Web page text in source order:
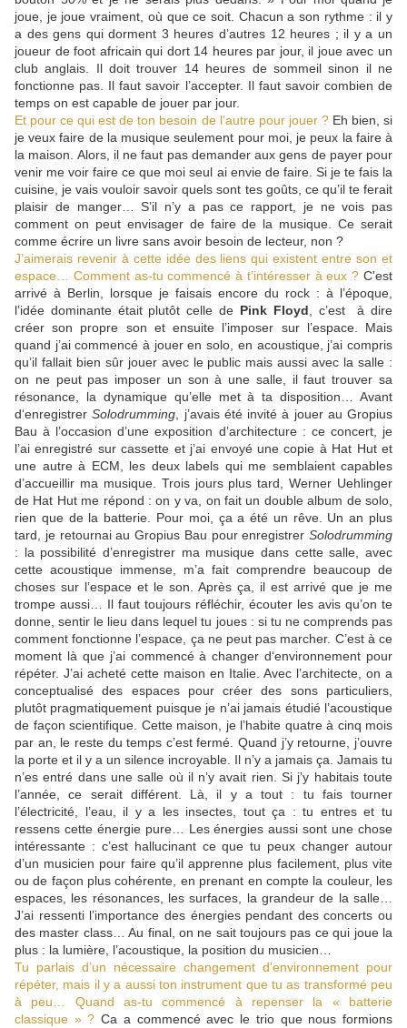
joue, je joue vraiment, où que ce soit. Chacun a son rythme : il y
a des gens qui dorment 3 heures d’autres 12 heures ; il y a un
joueur de foot africain qui dort 14 heures par jour, il joue avec un
club anglais. Il doit trouver 14 heures de sommeil sinon il ne
fonctionne pas. Il faut savoir l’accepter. Il faut savoir combien de
temps on est capable de jouer par jour.
Et pour ce qui est de ton besoin de l’autre pour jouer ? Eh bien, si
je veux faire de la musique seulement pour moi, je peux la faire à
la maison. Alors, il ne faut pas demander aux gens de payer pour
venir me voir faire ce que moi seul ai envie de faire. Si je te fais la
cuisine, je vais vouloir savoir quels sont tes goûts, ce qu’il te ferait
plaisir de manger… S’il n’y a pas ce rapport, je ne vois pas
comment on peut envisager de faire de la musique. Ce serait
comme écrire un livre sans avoir besoin de lecteur, non ?
J’aimerais revenir à cette idée des liens qui existent entre son et
espace… Comment as-tu commencé à t’intéresser à eux ? C'est
arrivé à Berlin, lorsque je faisais encore du rock : à l’époque,
l’idée dominante était plutôt celle de Pink Floyd , c’est à dire
créer son propre son et ensuite l’imposer sur l’espace. Mais
quand j’ai commencé à jouer en solo, en acoustique, j’ai compris
qu’il fallait bien sûr jouer avec le public mais aussi avec la salle :
on ne peut pas imposer un son à une salle, il faut trouver sa
résonance, la dynamique qu’elle met à ta disposition… Avant
d‘enregistrerSolodrumming , j’avais été invité à jouer au Gropius
Bau à l’occasion d’une exposition d’architecture : ce concert, je
l’ai enregistré sur cassette et j’ai envoyé une copie à Hat Hut et
une autre à ECM, les deux labels qui me semblaient capables
d’accueillir ma musique. Trois jours plus tard, Werner Uehlinger
de Hat Hut me répond : on y va, on fait un double album de solo,
rien que de la batterie. Pour moi, ça a été un rêve. Un an plus
tard, je retournai au Gropius Bau pour enregistrer Solodrumming
: la possibilité d’enregistrer ma musique dans cette salle, avec
cette acoustique immense, m’a fait comprendre beaucoup de
choses sur l’espace et le son. Après ça, il est arrivé que je me
trompe aussi… Il faut toujours réfléchir, écouter les avis qu’on te
donne, sentir le lieu dans lequel tu joues : si tu ne comprends pas
comment fonctionne l’espace, ça ne peut pas marcher. C’est à ce
moment là que j’ai commencé à changer d‘environnement pour
répéter. J’ai acheté cette maison en Italie. Avec l’architecte, on a
conceptualisé des espaces pour créer des sons particuliers,
plutôt pragmatiquement puisque je n’ai jamais étudié l’acoustique
de façon scientifique. Cette maison, je l’habite quatre à cinq mois
par an, le reste du temps c’est fermé. Quand j’y retourne, j’ouvre
la porte et il y a un silence incroyable. Il n’y a jamais ça. Jamais tu
n’es entré dans une salle où il n’y avait rien. Si j’y habitais toute
l’année, ce serait différent. Là, il y a tout : tu fais tourner
l’électricité, l’eau, il y a les insectes, tout ça : tu entres et tu
ressens cette énergie pure… Les énergies aussi sont une chose
intéressante : c’est hallucinant ce que tu peux changer autour
d’un musicien pour faire qu’il apprenne plus facilement, plus vite
ou de façon plus cohérente, en prenant en compte la couleur, les
espaces, les résonances, les surfaces, la grandeur de la salle…
J’ai ressenti l’importance des énergies pendant des concerts ou
des master class… Au final, on ne sait toujours pas ce qui joue la
plus : la lumière, l’acoustique, la position du musicien…
Tu parlais d’un nécessaire changement d’environnement pour
répéter, mais il y a aussi ton instrument que tu as transformé peu
à peu… Quand as-tu commencé à repenser la « batterie
classique » ?Ca a commencé avec le trio que nous formions